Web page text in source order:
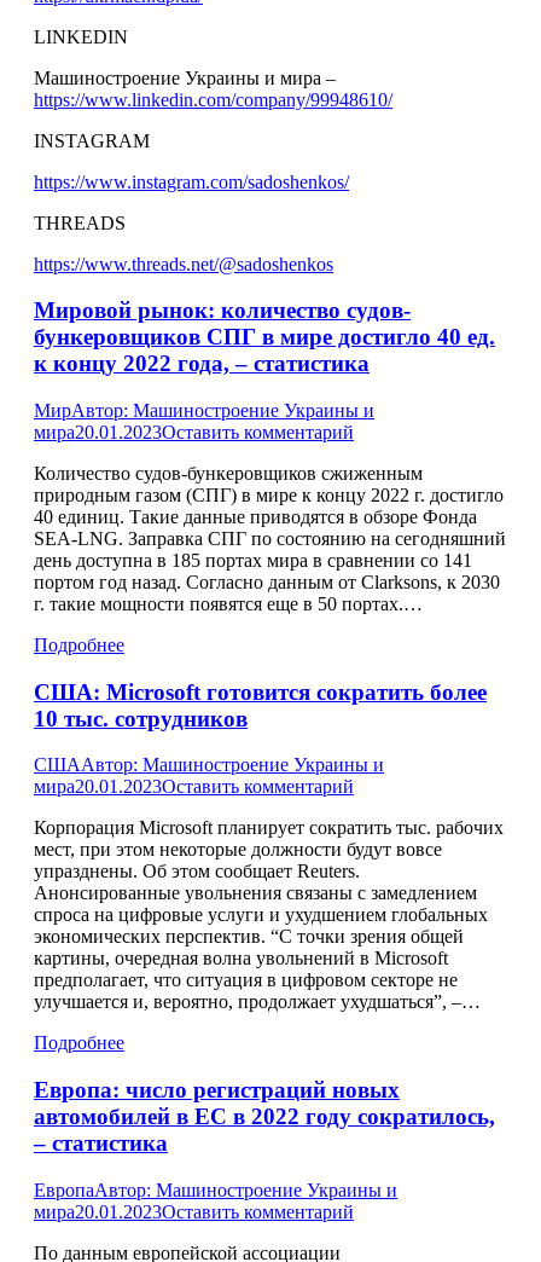
LINKEDIN
Машиностроение Украины и мира –
https://www.linkedin.com/company/99948610/
INSTAGRAM
https://www.instagram.com/sadoshenkos/
THREADS
https://www.threads.net/@sadoshenkos
Мировой рынок: количество судов-
бункеровщиков СПГ в мире достигло 40 ед.
к концу 2022 года, – статистика
МирАвтор: Машиностроение Украины и
мира20.01.2023Оставить комментарий
Количество судов-бункеровщиков сжиженным
природным газом (СПГ) в мире к концу 2022 г. достигло
40 единиц. Такие данные приводятся в обзоре Фонда
SEA-LNG. Заправка СПГ по состоянию на сегодняшний
день доступна в 185 портах мира в сравнении со 141
портом год назад. Согласно данным от Clarksons, к 2030
г. такие мощности появятся еще в 50 портах.…
Подробнее
США: Microsoft готовится сократить более
10 тыс. сотрудников
СШААвтор: Машиностроение Украины и
мира20.01.2023Оставить комментарий
Корпорация Microsoft планирует сократить тыс. рабочих
мест, при этом некоторые должности будут вовсе
упразднены. Об этом сообщает Reuters.
Анонсированные увольнения связаны с замедлением
спроса на цифровые услуги и ухудшением глобальных
экономических перспектив. “С точки зрения общей
картины, очередная волна увольнений в Microsoft
предполагает, что ситуация в цифровом секторе не
улучшается и, вероятно, продолжает ухудшаться”, –…
Подробнее
Европа: число регистраций новых
автомобилей в ЕС в 2022 году сократилось,
– статистика
ЕвропаАвтор: Машиностроение Украины и
мира20.01.2023Оставить комментарий
По данным европейской ассоциации